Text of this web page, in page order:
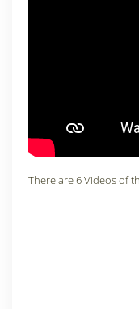
There are 6 Videos of